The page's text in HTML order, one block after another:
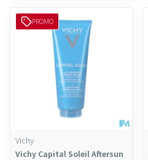
PROMO
Vichy
Vichy Capital Soleil Aftersun